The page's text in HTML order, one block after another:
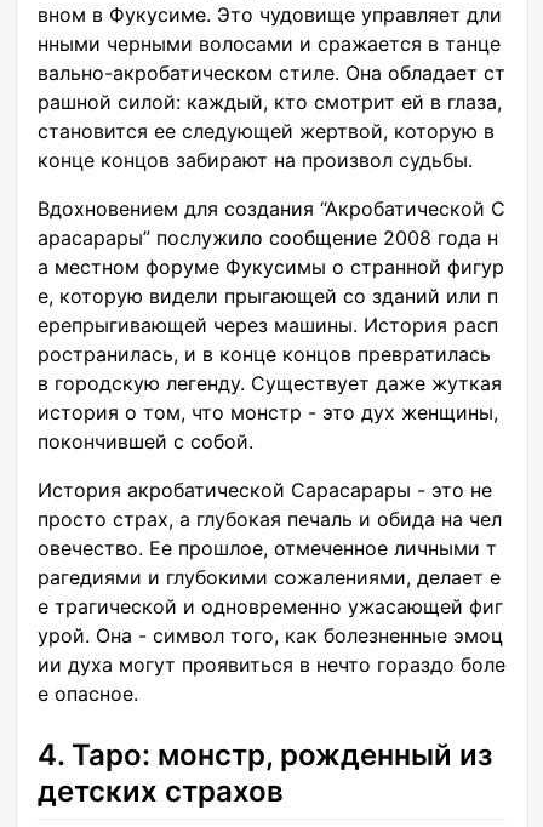
вном в Фукусиме. Это чудовище управляет дли
нными черными волосами и сражается в танце
вально-акробатическом стиле. Она обладает ст
рашной силой: каждый, кто смотрит ей в глаза,
становится ее следующей жертвой, которую в
конце концов забирают на произвол судьбы.
Вдохновением для создания “Акробатической С
арасарары” послужило сообщение 2008 года н
а местном форуме Фукусимы о странной фигур
е, которую видели прыгающей со зданий или п
ерепрыгивающей через машины. История расп
ространилась, и в конце концов превратилась
в городскую легенду. Существует даже жуткая
история о том, что монстр - это дух женщины,
покончившей с собой.
История акробатической Сарасарары - это не
просто страх, а глубокая печаль и обида на чел
овечество. Ее прошлое, отмеченное личными т
рагедиями и глубокими сожалениями, делает е
е трагической и одновременно ужасающей фиг
урой. Она - символ того, как болезненные эмоц
ии духа могут проявиться в нечто гораздо боле
е опасное.
4. Таро: монстр, рожденный из
детских страхов